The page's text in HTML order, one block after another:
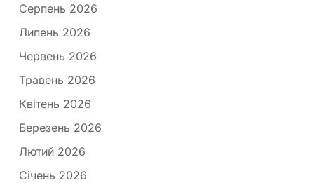
Серпень 2026
Липень 2026
Червень 2026
Травень 2026
Квітень 2026
Березень 2026
Лютий 2026
Січень 2026